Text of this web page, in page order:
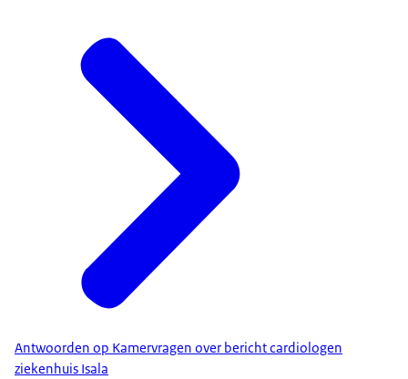
Antwoorden op Kamervragen over bericht cardiologen
ziekenhuis Isala